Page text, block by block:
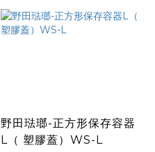
野田琺瑯-正方形保存容器
L（ 塑膠蓋）WS-L